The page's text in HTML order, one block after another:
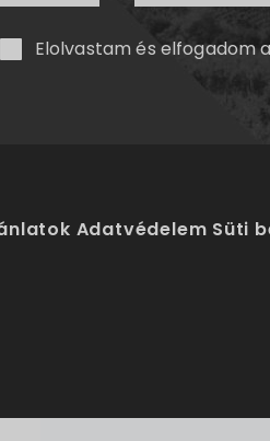
Elolvastam és elfogadom
Adatvédelem Süti